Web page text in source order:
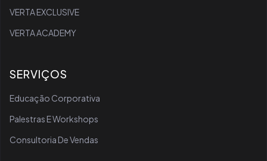
VERTA EXCLUSIVE
VERTA ACADEMY
SERVIÇOS
Educação Corporativa
Palestras E Workshops
Consultoria De Vendas